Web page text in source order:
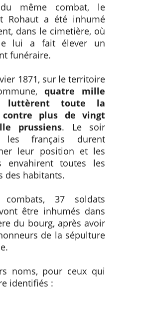
même combat, le
Rohaut a été inhumé
dans le cimetière, où
lui a fait élever un
funéraire.
1871, sur le territoire
quatre mille
luttèrent toute la
contre plus de vingt
prussiens. Le soir
les français durent
leur position et les
envahirent toutes les
des habitants.
37 soldats
être inhumés dans
du bourg, après avoir
de la sépulture
noms, pour ceux qui
identifiés :